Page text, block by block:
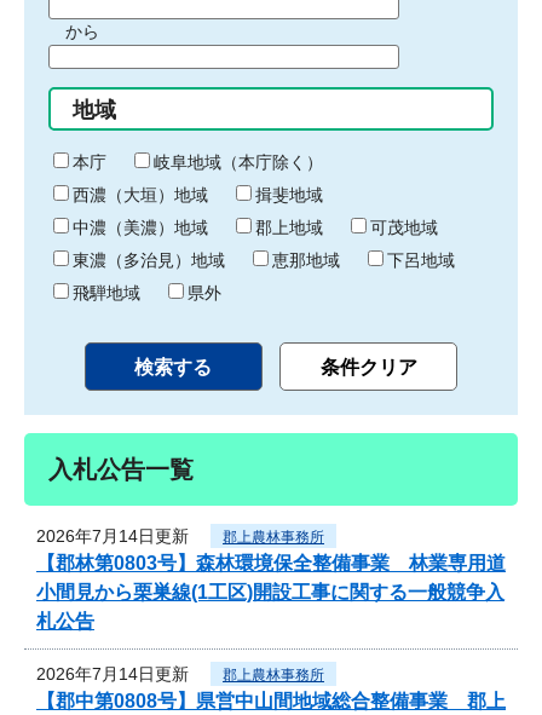
間
始
り
から
間
終
わ
り
地域
本庁
岐阜地域（本庁除く）
西濃（大垣）地域
揖斐地域
中濃（美濃）地域
郡上地域
可茂地域
東濃（多治見）地域
恵那地域
下呂地域
飛騨地域
県外
入札公告一覧
2026年7月14日更新 郡上農林事務所
【郡林第0803号】森林環境保全整備事業 林業専用道
小間見から栗巣線(1工区)開設工事に関する一般競争入
札公告
2026年7月14日更新 郡上農林事務所
【郡中第0808号】県営中山間地域総合整備事業 郡上